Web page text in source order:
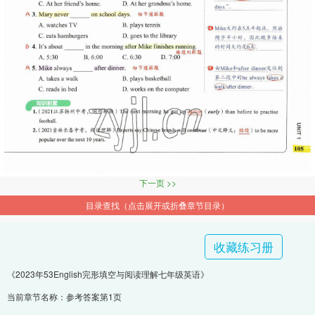
下一页 >>
目录查找（点击展开或折叠章节目录）
收藏练习册
《2023年53English完形填空与阅读理解七年级英语》
当前章节名称：参考答案第1页